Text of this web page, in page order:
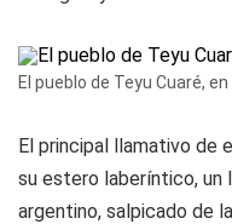
El pueblo de Teyu Cuaré, en
El principal llamativo de
su estero laberíntico, un
argentino, salpicado de